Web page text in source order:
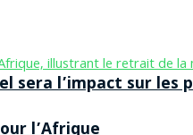
sera l’impact sur les